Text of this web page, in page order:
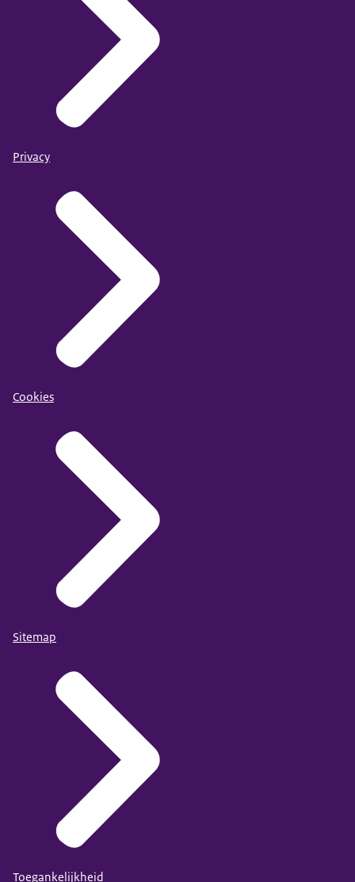
Privacy
Cookies
Sitemap
Toegankelijkheid